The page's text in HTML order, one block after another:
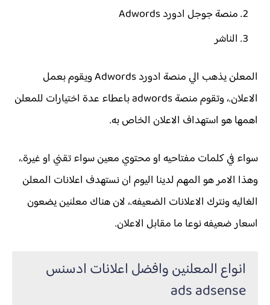
منصة جوجل ادورد Adwords
الناشر
المعلن يذهب الي منصة ادورد Adwords ويقوم بعمل
الاعلان.، وتقوم منصة adwords باعطاء عدة اختيارات للمعلن
اهمها هو استهداف الاعلان الخاص به.
سواء في كلمات مفتاحيه او محتوي معين سواء تقني او غيرة.،
وهذا الامر هو المهم لدينا اليوم ان نستهدف اعلانات المعلن
الغاليه ونترك الاعلانات الضعيفه.، لان هناك معلنين يضعون
اسعار ضعيفه نوعا ما مقابل الاعلان.
انواع المعلنين وافضل اعلانات ادسنس
ads adsense